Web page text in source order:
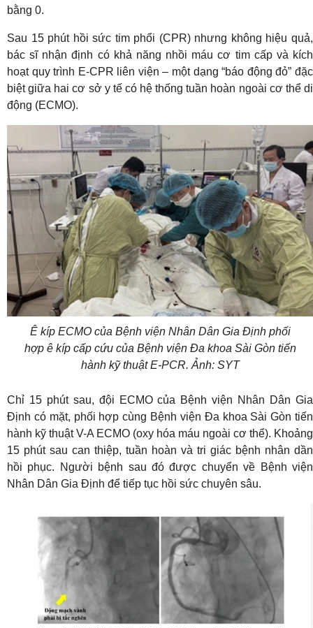
bằng 0.
Sau 15 phút hồi sức tim phổi (CPR) nhưng không hiệu quả,
bác sĩ nhận định có khả năng nhồi máu cơ tim cấp và kích
hoạt quy trình E-CPR liên viện – một dạng “báo động đỏ” đặc
biệt giữa hai cơ sở y tế có hệ thống tuần hoàn ngoài cơ thể di
động (ECMO).
Ê kíp ECMO của Bệnh viện Nhân Dân Gia Định phối
hợp ê kíp cấp cứu của Bệnh viện Đa khoa Sài Gòn tiến
hành kỹ thuật E-PCR. Ảnh: SYT
Chỉ 15 phút sau, đội ECMO của Bệnh viện Nhân Dân Gia
Định có mặt, phối hợp cùng Bệnh viện Đa khoa Sài Gòn tiến
hành kỹ thuật V-A ECMO (oxy hóa máu ngoài cơ thể). Khoảng
15 phút sau can thiệp, tuần hoàn và tri giác bệnh nhân dần
hồi phục. Người bệnh sau đó được chuyển về Bệnh viện
Nhân Dân Gia Định để tiếp tục hồi sức chuyên sâu.